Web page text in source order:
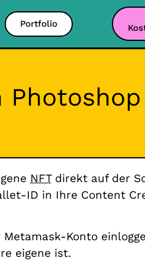
Portfolio
Photoshop
NFTdirekt auf der
ID in Ihre Content
Konto
eigene ist.